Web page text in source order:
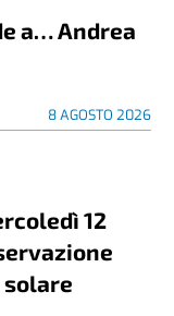
a… Andrea
8 AGOSTO 2026
12
solare